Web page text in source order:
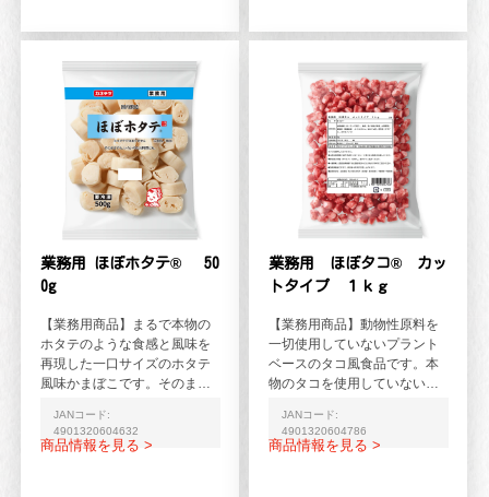
業務用 ほぼホタテ® 50
0g
【業務用商品】まるで本物の
ホタテのような食感と風味を
再現した一口サイズのホタテ
風味かまぼこです。そのまま
焼きに。※「ほぼホタテ®...
JANコード:
4901320604632
商品情報を見る >
業務用 ほぼタコ® カッ
トタイプ １ｋｇ
【業務用商品】動物性原料を
一切使用していないプラント
ベースのタコ風食品です。本
物のタコを使用していないた
をお持ちの方やヴィーガン...
JANコード:
4901320604786
商品情報を見る >